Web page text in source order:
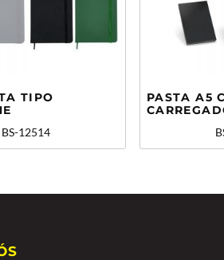
TIPO
BS-12514
PASTA A5